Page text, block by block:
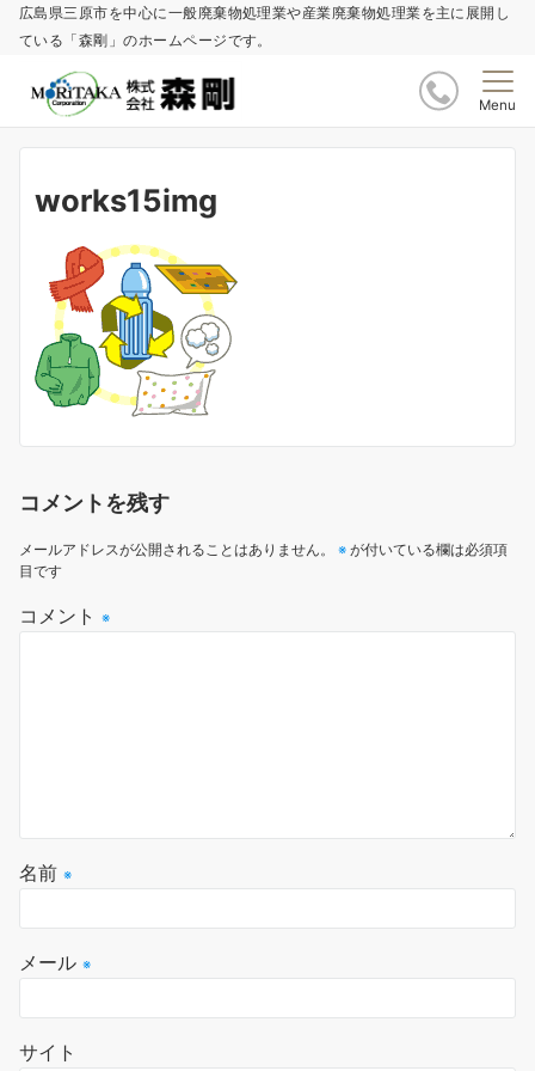
広島県三原市を中心に一般廃棄物処理業や産業廃棄物処理業を主に展開し
ている「森剛」のホームページです。
Menu
works15img
コメントを残す
メールアドレスが公開されることはありません。 ※ が付いている欄は必須項
目です
コメント ※
名前 ※
メール ※
サイト